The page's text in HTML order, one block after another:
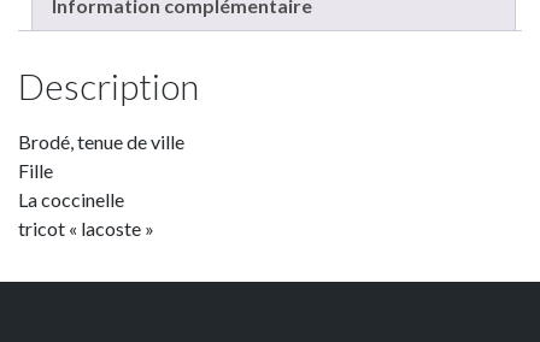
Information complémentaire
Description
Brodé, tenue de ville
Fille
La coccinelle
tricot « lacoste »